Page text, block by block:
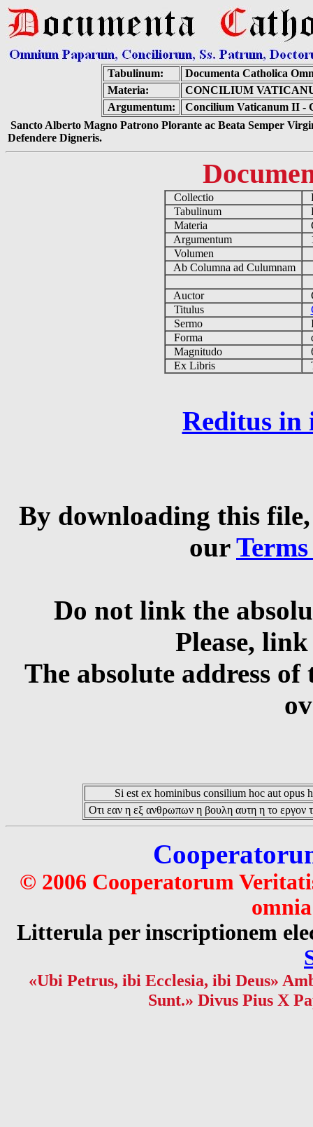
Tabulinum:
Documenta Catholica
Materia:
CONCILIUM
Argumentum:
Concilium Vaticanum II -
Sancto Alberto Magno Patrono Plorante ac Beata Semper
Defendere Digneris.
Collectio
Tabulinum
Materia
Argumentum
Volumen
Ab Columna ad Culumnam
Auctor
Titulus
Sermo
Forma
Magnitudo
Ex Libris
Reditus in
By downloading this
our
Do not link the
Please,
The absolute address
Si est ex hominibus consilium hoc aut opus
Οτι εαν η εξ ανθρωπων η βουλη αυτη η το εργον
© 2006 Cooperatorum
Litterula per inscriptionem
«Ubi Petrus, ibi Ecclesia, ibi Deus»
Sunt.» Divus Pius X